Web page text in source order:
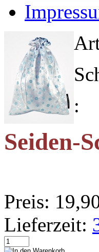
:
Seiden-
Preis:
Lieferzeit: